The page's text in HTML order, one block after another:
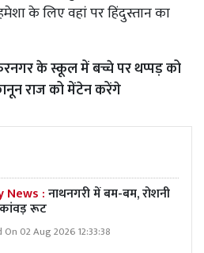
के लिए वहां पर हिंदुस्तान का
के स्कूल में बच्चे पर थप्पड़ को
राज को मेंटेन करेंगे
News :नाथनगरी में बम-बम, रोशनी
रूट
On 02 Aug 2026 12:33:38